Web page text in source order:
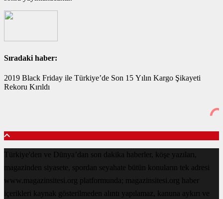
Sıradaki haber:
2019 Black Friday ile Türkiye’de Son 15 Yılın Kargo Şikayeti
Rekoru Kırıldı
Türkiye'den ve Dünya’dan son dakika haberler, köşe yazıları,
magazinden siyasete, spordan seyahate bütün konuların tek adresi
www.magazinsitesi.org platformunda; magazinsitesi.org haber
içerikleri kaynak gösterilmeden alıntı yapılamaz, kanuna aykırı ve